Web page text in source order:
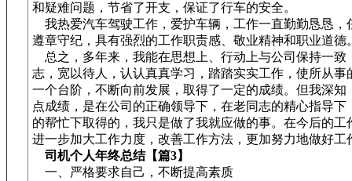
和疑难问题，节省了开支，保证了行车的安全。
我热爱汽车驾驶工作，爱护车辆，工作一直勤勤恳恳，
遵章守纪，具有强烈的工作职责感、敬业精神和职业道德
总之，多年来，我能在思想上、行动上与公司保持一致
志，宽以待人，认认真真学习，踏踏实实工作，使所从事
一个台阶，不断向前发展，取得了一定的成绩。但我深知
点成绩，是在公司的正确领导下，在老同志的精心指导下
的帮忙下取得的，我只是做了我就应做的事。在今后的工
进一步加大工作力度，改善工作方法，更加努力地做好工
司机个人年终总结【篇3】
一、严格要求自己，不断提高素质